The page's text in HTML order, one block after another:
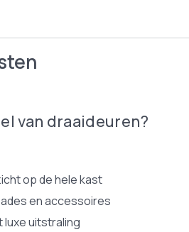
van draaideuren?
op de hele kast
en accessoires
luxe uitstraling